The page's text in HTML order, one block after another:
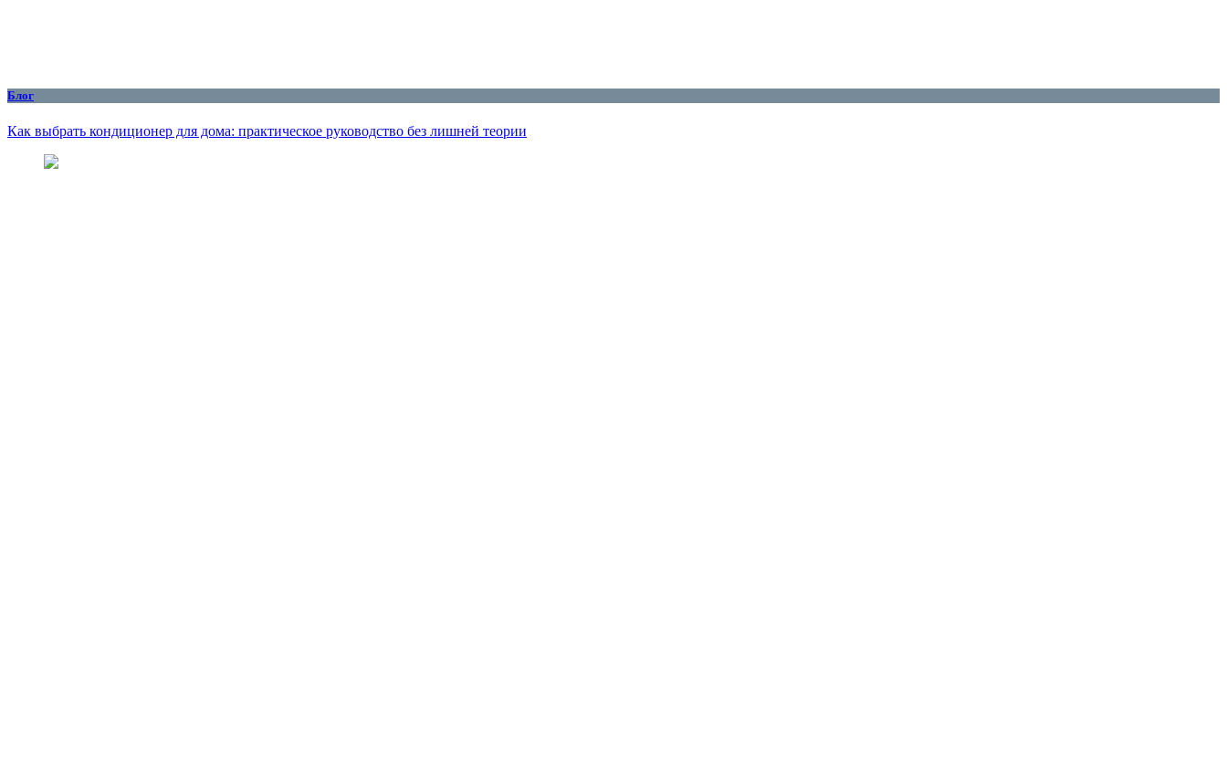
Блог
Как выбрать кондиционер для дома: практическое руководство без лишней теории